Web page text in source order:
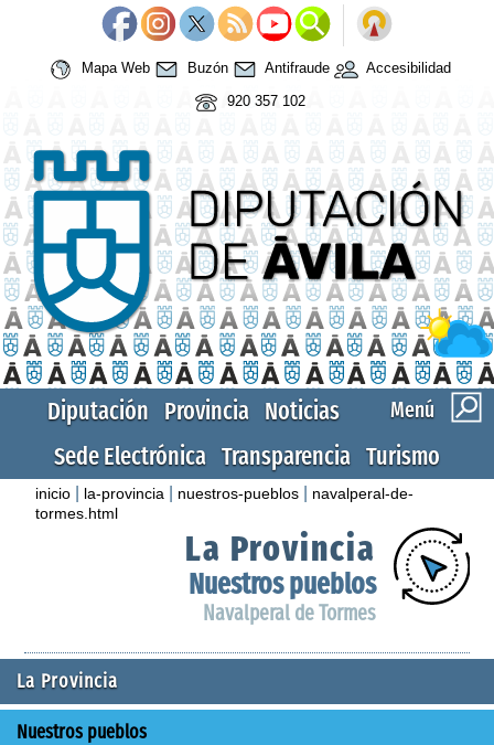
Mapa Web Buzón Antifraude
Accesibilidad
920 357 102
Menú
Diputación Provincia Noticias
Sede Electrónica Transparencia Turismo
inicio la-provincia nuestros-pueblos
navalperal-de-
tormes.html
La Provincia
Nuestros pueblos
Navalperal de Tormes
La Provincia
Nuestros pueblos